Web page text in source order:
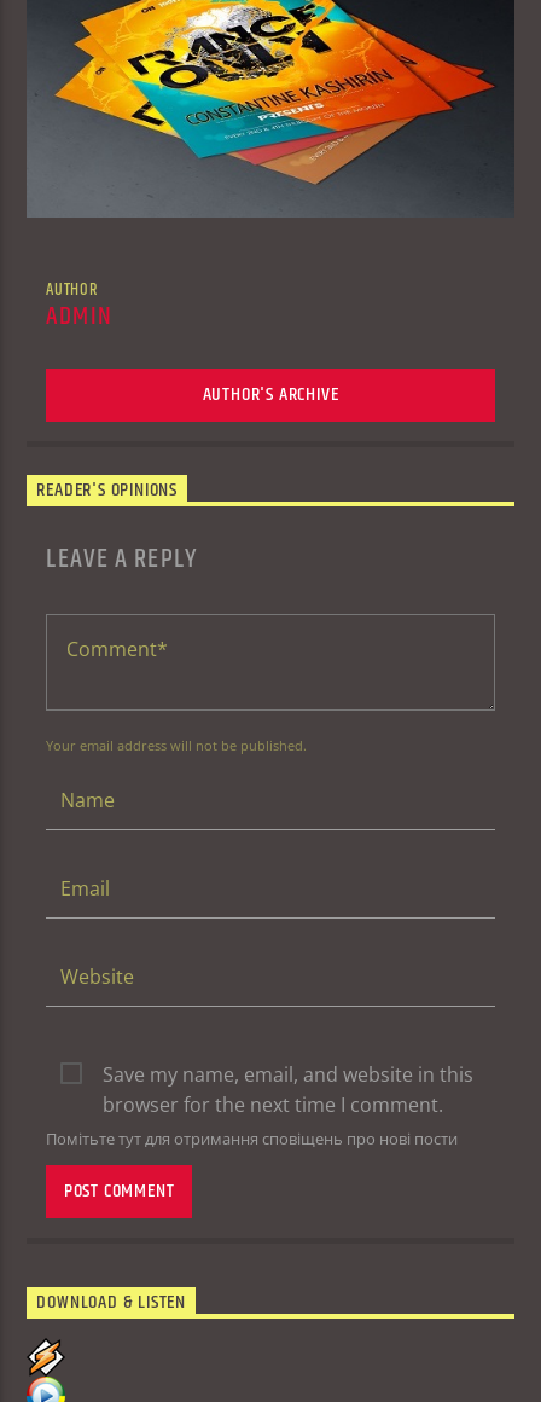
AUTHOR
ADMIN
AUTHOR'S ARCHIVE
READER'S OPINIONS
LEAVE A REPLY
Your email address will not be published.
Save my name, email, and website in this
browser for the next time I comment.
Помітьте тут для отримання сповіщень про нові пости
DOWNLOAD & LISTEN